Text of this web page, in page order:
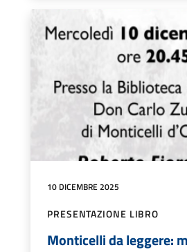
10 DICEMBRE 2025
PRESENTAZIONE LIBRO
Monticelli da leggere: